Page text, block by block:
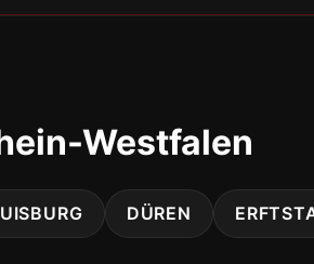
Westfalen
DÜREN